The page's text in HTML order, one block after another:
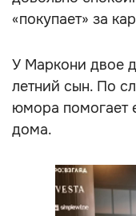
«покупает» за
У Маркони двое
летний сын. По
юмора помогает
дома.